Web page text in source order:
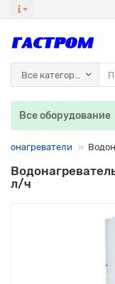
Все категории
Все оборудование
л/ч